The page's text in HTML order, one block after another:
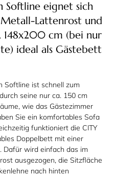
Softline eignet sich
Lattenrost und
148x200 cm (bei nur
ideal als Gästebett
Softline ist schnell zum
seine nur ca. 150 cm
wie das Gästezimmer
Sie ein komfortables Sofa
funktioniert die CITY
Doppelbett mit einer
Dafür wird einfach das im
ausgezogen, die Sitzfläche
nach hinten